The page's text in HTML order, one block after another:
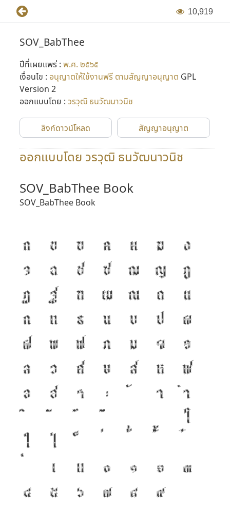
10,919
SOV_BabThee
ปีที่เผยแพร่ : พ.ศ. ๒๕๖๕
เงื่อนไข : อนุญาตให้ใช้งานฟรี ตามสัญญาอนุญาต GPL
Version 2
ออกแบบโดย : วรวุฒิ ธนวัฒนาวนิช
ลิงก์ดาวน์โหลด สัญญาอนุญาต
ออกแบบโดย วรวุฒิ ธนวัฒนาวนิช
SOV_BabThee Book
SOV_BabThee Book
ก ข ฃ ค ฅ ฆ
ง
จ
ฉ ช ซ ฌ ญ
ฎ
ฏ
ฐ ฑ ฒ ณ ด
ต
ถ
ท ธ น บ ป
ผ
ฝ พ ฟ ภ ม ย
ร
ล
ว ศ ษ ส ห
ฬ
อ
ฮ ฯ ะ า
ำ
โ
ใ
ไ
เ
แ ๐ ๑ ๒
๓
๔
๕ ๖ ๗ ๘ ๙